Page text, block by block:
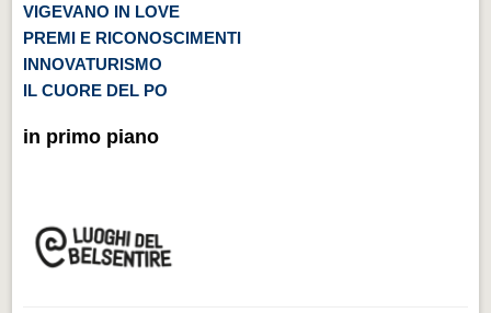
VIGEVANO IN LOVE
PREMI E RICONOSCIMENTI
INNOVATURISMO
IL CUORE DEL PO
in primo piano